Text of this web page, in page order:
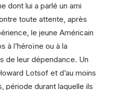
dont lui a parlé un ami
toute attente, après
le jeune Américain
à l’héroïne ou à la
de leur dépendance. Un
Lotsof et d’au moins
période durant laquelle ils